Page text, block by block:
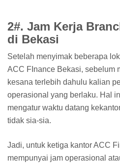
2#. Jam Kerja
di Bekasi
Setelah menyimak beberapa
ACC FInance Bekasi, sebelum
kesana terlebih dahulu kalian
operasional yang berlaku. Hal
mengatur waktu datang
tidak sia-sia.
Jadi, untuk ketiga kantor ACC
mempunyai jam operasional